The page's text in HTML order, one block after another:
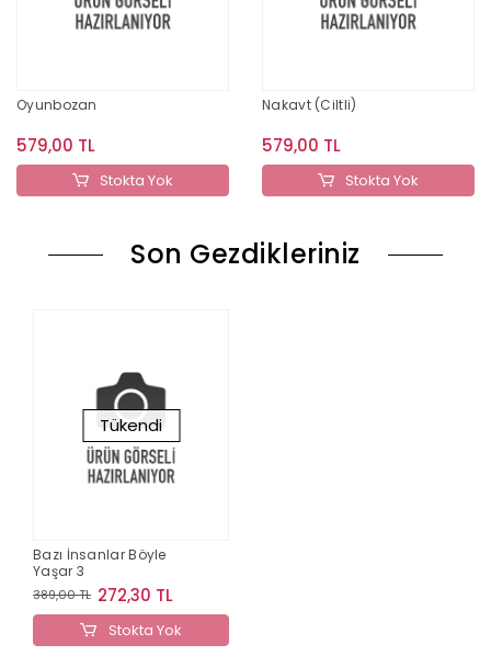
Oyunbozan
579,00 TL
Stokta Yok
Nakavt (Ciltli)
579,00 TL
Stokta Yok
Son Gezdikleriniz
Tükendi
Bazı İnsanlar Böyle
Yaşar 3
389,00 TL 272,30 TL
Stokta Yok